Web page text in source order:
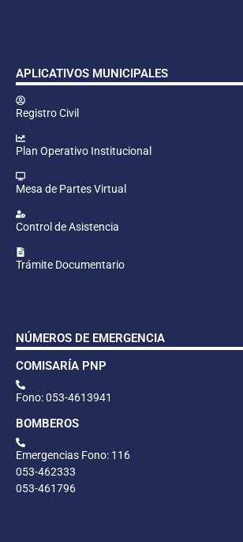
APLICATIVOS MUNICIPALES
Registro Civil
Plan Operativo Institucional
Mesa de Partes Virtual
Control de Asistencia
Trámite Documentario
NÚMEROS DE EMERGENCIA
COMISARÍA PNP
Fono: 053-4613941
BOMBEROS
Emergencias Fono: 116
053-462333
053-461796